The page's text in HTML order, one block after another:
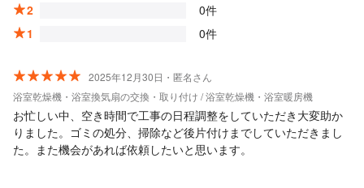
2
0件
1
0件
2025年12月30日・匿名さん
浴室乾燥機・浴室換気扇の交換・取り付け / 浴室乾燥機・浴室暖房機
お忙しい中、空き時間で工事の日程調整をしていただき大変助か
りました。ゴミの処分、掃除など後片付けまでしていただきまし
た。また機会があれば依頼したいと思います。